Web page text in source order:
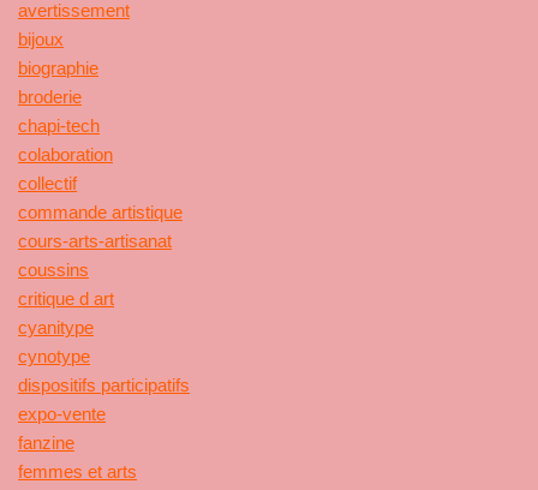
avertissement
bijoux
biographie
broderie
chapi-tech
colaboration
collectif
commande artistique
cours-arts-artisanat
coussins
critique d art
cyanitype
cynotype
dispositifs participatifs
expo-vente
fanzine
femmes et arts